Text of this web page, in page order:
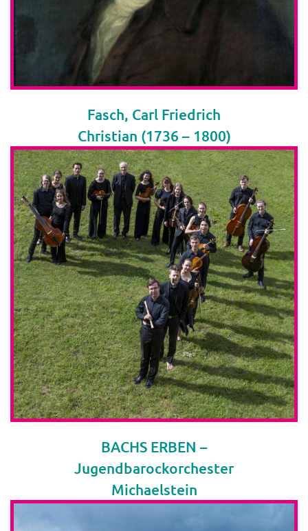
Fasch, Carl Friedrich
Christian (1736 – 1800)
BACHS ERBEN –
Jugendbarockorchester
Michaelstein